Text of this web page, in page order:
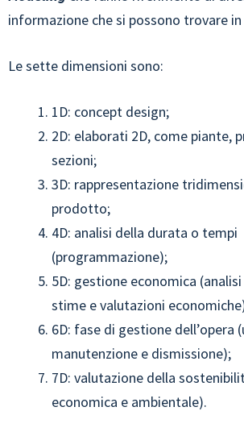
informazione che si possono trovare
Le sette dimensioni sono:
1D: concept design;
2D: elaborati 2D, come piante,
sezioni;
3D: rappresentazione
prodotto;
4D: analisi della durata o tempi
(programmazione);
5D: gestione economica
stime e valutazioni
6D: fase di gestione dell’opera
manutenzione e dismissione);
7D: valutazione della
economica e ambientale).